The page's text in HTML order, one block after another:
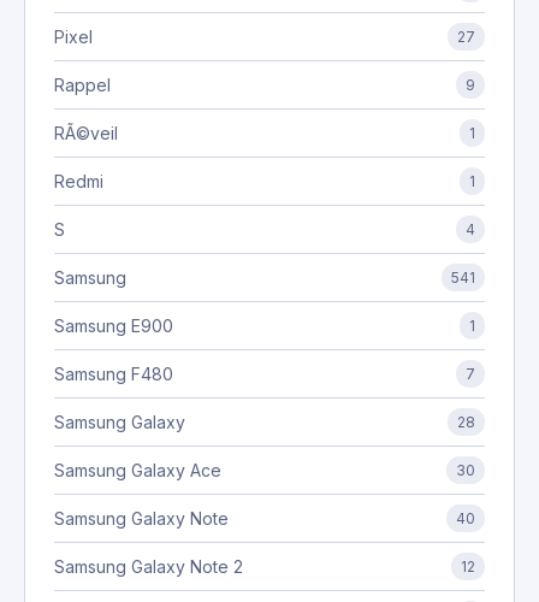
Pixel 27
Rappel 9
RÃ©veil 1
Redmi 1
S 4
Samsung 541
Samsung E900 1
Samsung F480 7
Samsung Galaxy 28
Samsung Galaxy Ace 30
Samsung Galaxy Note 40
Samsung Galaxy Note 2 12